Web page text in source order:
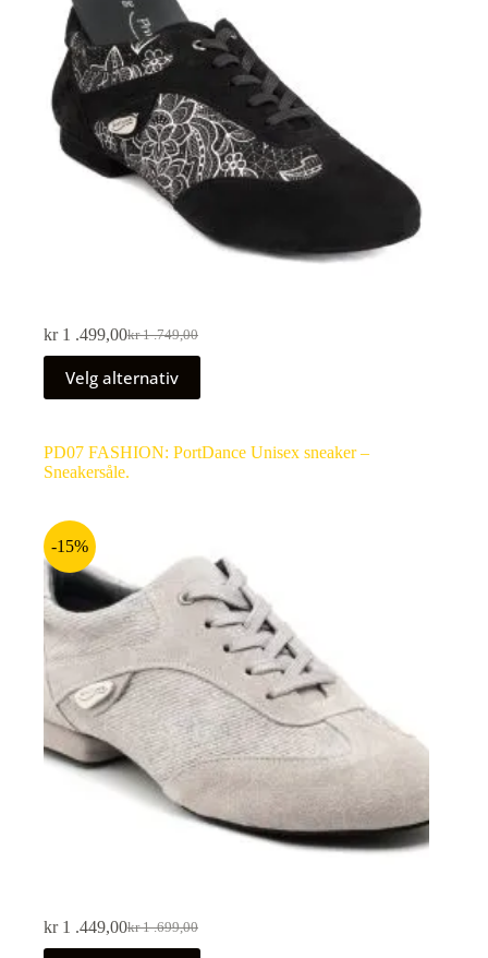
kr1 .749,00
kr1 .499,00
Velg alternativ
PD07 FASHION: PortDance Unisex sneaker –
Sneakersåle.
-15%
kr1 .699,00
kr1 .449,00